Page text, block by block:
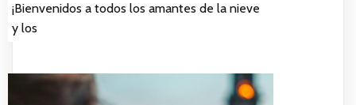
¡Bienvenidos a todos los amantes de la nieve
y los